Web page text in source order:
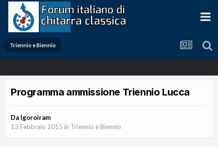
Triennio e Biennio
Programma ammissione Triennio Lucca
Da Igoroiram
13 Febbraio 2015 in Triennio e Biennio